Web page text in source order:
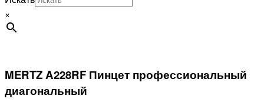
×
MERTZ A228RF Пинцет профессиональный
диагональный